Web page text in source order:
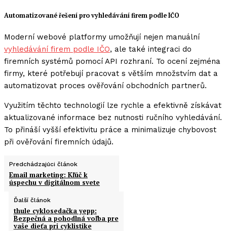
Automatizované řešení pro vyhledávání firem podle IČO
Moderní webové platformy umožňují nejen manuální
vyhledávání firem podle IČO, ale také integraci do
firemních systémů pomocí API rozhraní. To ocení zejména
firmy, které potřebují pracovat s větším množstvím dat a
automatizovat proces ověřování obchodních partnerů.
Využitím těchto technologií lze rychle a efektivně získávat
aktualizované informace bez nutnosti ručního vyhledávání.
To přináší vyšší efektivitu práce a minimalizuje chybovost
při ověřování firemních údajů.
Predchádzajúci článok
Email marketing: Kľúč k
úspechu v digitálnom svete
Ďalší článok
thule cyklosedačka yepp:
Bezpečná a pohodlná voľba pre
vaše dieťa pri cyklistike